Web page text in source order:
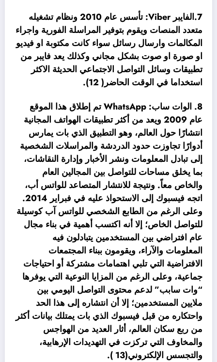
7.الفايبر Viber: تأسس عام 2010 ونظام تشغيله
متعدد المنصات ويقوم بتوفير المراسلة الفورية واجراء
المكالمات وارسال رسائل سواء كانت مكتوبة او فيديو
او صورة او صوت بشكل مجاني وكذلك يعد فايبر من
تطبيقات وسائل التواصل الاجتماعي الحديثة الاكثر
استخداما في الوقت الحاضر( 12).
8. الوات ساب: WhatsApp تم إطلاق هذا الموقع
عام 2009 ويعد من أكثر تطبيقات الهواتف المجانية
انتشارًا حول العالم، وهو التطبيق الذي بات يمارس
أدوارًا تجاوزت حدود الدردشة والمراسلات الشخصية
إلى تبادل المعلومات ونشر الأخبار وإدارة النقاشات،
بما يخلق مساحات للتواصل بين المجالين العام
والخاص معاً. ونتيجة للانتشار المتصاعد للواتس أب،
اتجه فيسبوك إلى الاستحواذ عليه في فبراير 2014.
وعلى الرغم من الطابع الشخصي للواتس آب كوسيلة
للتواصل الخاص؛ إلا أنه اكتسب أهمية في بناء مجال
عام افتراضي بين المستخدمين يتبادلون فيه
المعلومات والآراء، ويقومون ببناء المجتمعات
الافتراضية التي تلبي اهتمامات مشتركة أو احتياجات
جماعية، وعلى الرغم من المزايا النوعية التي يوفرها
“وات سابب” لدعم محتوى التواصل اليومي بين
ملايين المستخدمين؛ إلا أن انتشاره إلى هذا الحد
واحتكاره من قبل فيسبوك الذي بات يمتلك بيانات أكثر
من ربع سكان العالم، أثار العديد من الهواجس
والمخاوف التي تركزت في التهديدات الإرهابية،
والتجسس الإلكتروني(13 ).